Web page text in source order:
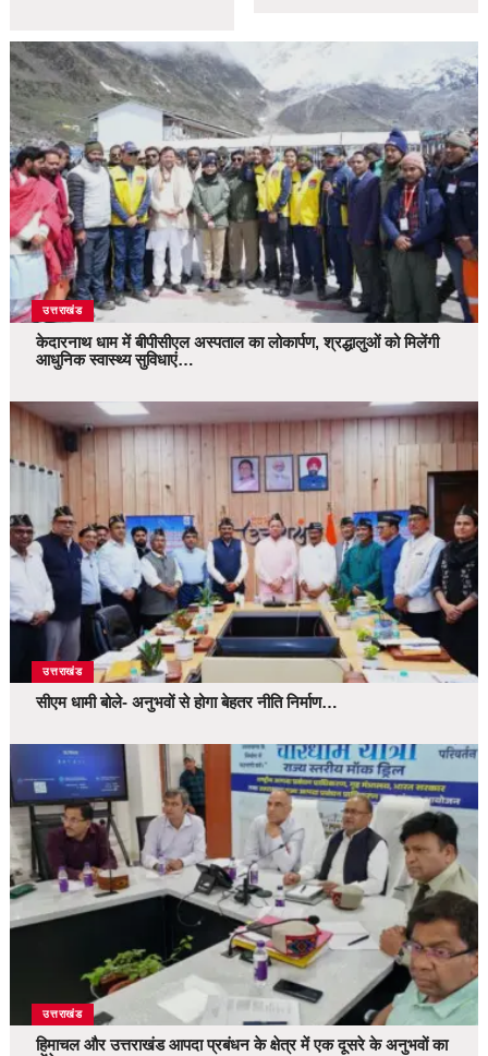
उत्तराखंड
केदारनाथ धाम में बीपीसीएल अस्पताल का लोकार्पण, श्रद्धालुओं को मिलेंगी
आधुनिक स्वास्थ्य सुविधाएं…
उत्तराखंड
सीएम धामी बोले- अनुभवों से होगा बेहतर नीति निर्माण…
उत्तराखंड
हिमाचल और उत्तराखंड आपदा प्रबंधन के क्षेत्र में एक दूसरे के अनुभवों का